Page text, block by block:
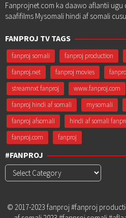
Fanprojnet.com ka daawo aflantii ugu
saafifilms Mysomali hindi af somali
FANPROJ TV TAGS
fanproj somali fanproj production
fanproj.net
fanproj movies
streamnxt fanproj
www.fanproj.com
fanproj hindi af somali
mysomali
fanproj afsomali
hindi af somali
fanproj.com
fanproj
#FANPROJ
#Fanproj
© 2017-2023 fanproj #fanproj